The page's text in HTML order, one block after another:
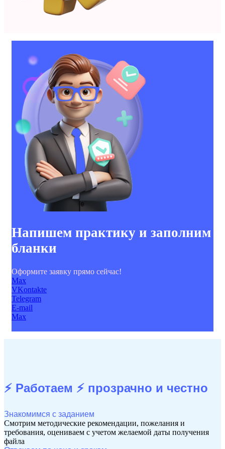
Напишем практику и заполним
бланки
Оформите заявку прямо сейчас!
Max
VKontakte
Telegram
E-mail
Max
⚡ Работаем ⚡ прозрачно и честно
Знакомимся с заданием
Смотрим методические рекомендации, пожелания и
требования, оцениваем с учетом желаемой даты получения
файла